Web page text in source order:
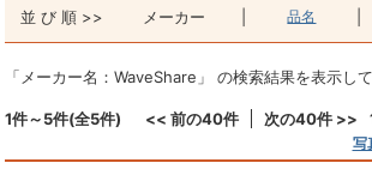
並 び 順 >> メーカー 品名
「メーカー名：WaveShare」 の検索結果を表示して
1件～5件(全5件) << 前の40件 次の40件 >>
写